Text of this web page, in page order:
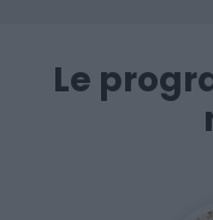
Le